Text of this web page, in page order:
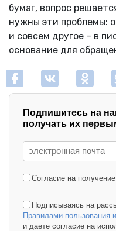
бумаг, вопрос
нужны эти проблемы:
и совсем другое – в
основание для
Подпишитесь на
получать их
Согласие на
Подписываясь на
Правилами пользования
и даете согласие на